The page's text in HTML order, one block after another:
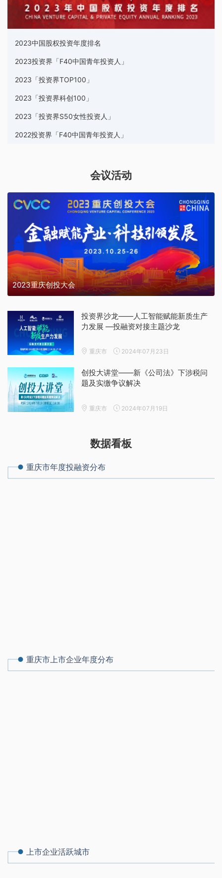
2023中国股权投资年度排名
2023投资界「F40中国青年投资人」
2023「投资界TOP100」
2023「投资界科创100」
2023「投资界S50女性投资人」
2022投资界「F40中国青年投资人」
会议活动
2023重庆创投大会
投资界沙龙——人工智能赋能新质生产
力发展 —投融资对接主题沙龙
重庆市 2024年07月23日
创投大讲堂——新《公司法》下涉税问
题及实缴争议解决
重庆市 2024年07月19日
数据看板
重庆市年度投融资分布
重庆市上市企业年度分布
上市企业活跃城市